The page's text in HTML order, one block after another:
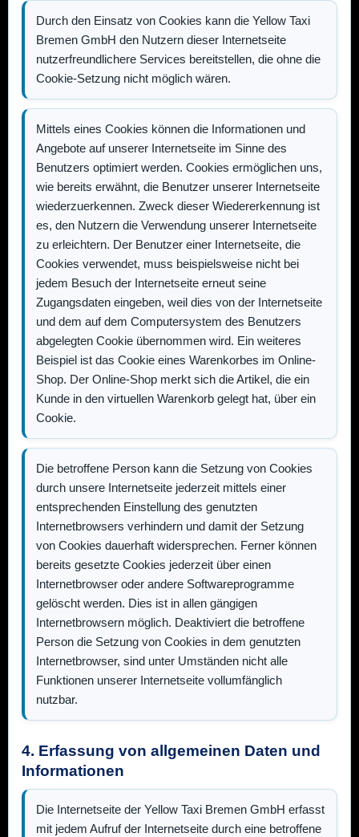
Durch den Einsatz von Cookies kann die Yellow Taxi
Bremen GmbH den Nutzern dieser Internetseite
nutzerfreundlichere Services bereitstellen, die ohne die
Cookie-Setzung nicht möglich wären.
Mittels eines Cookies können die Informationen und
Angebote auf unserer Internetseite im Sinne des
Benutzers optimiert werden. Cookies ermöglichen uns,
wie bereits erwähnt, die Benutzer unserer Internetseite
wiederzuerkennen. Zweck dieser Wiedererkennung ist
es, den Nutzern die Verwendung unserer Internetseite
zu erleichtern. Der Benutzer einer Internetseite, die
Cookies verwendet, muss beispielsweise nicht bei
jedem Besuch der Internetseite erneut seine
Zugangsdaten eingeben, weil dies von der Internetseite
und dem auf dem Computersystem des Benutzers
abgelegten Cookie übernommen wird. Ein weiteres
Beispiel ist das Cookie eines Warenkorbes im Online-
Shop. Der Online-Shop merkt sich die Artikel, die ein
Kunde in den virtuellen Warenkorb gelegt hat, über ein
Cookie.
Die betroffene Person kann die Setzung von Cookies
durch unsere Internetseite jederzeit mittels einer
entsprechenden Einstellung des genutzten
Internetbrowsers verhindern und damit der Setzung
von Cookies dauerhaft widersprechen. Ferner können
bereits gesetzte Cookies jederzeit über einen
Internetbrowser oder andere Softwareprogramme
gelöscht werden. Dies ist in allen gängigen
Internetbrowsern möglich. Deaktiviert die betroffene
Person die Setzung von Cookies in dem genutzten
Internetbrowser, sind unter Umständen nicht alle
Funktionen unserer Internetseite vollumfänglich
nutzbar.
4. Erfassung von allgemeinen Daten und
Informationen
Die Internetseite der Yellow Taxi Bremen GmbH erfasst
mit jedem Aufruf der Internetseite durch eine betroffene